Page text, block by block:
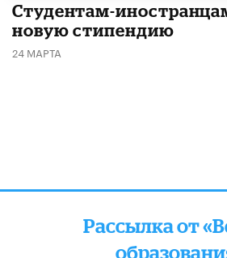
Студентам-
новую стипендию
24 МАРТА
Рассылка от